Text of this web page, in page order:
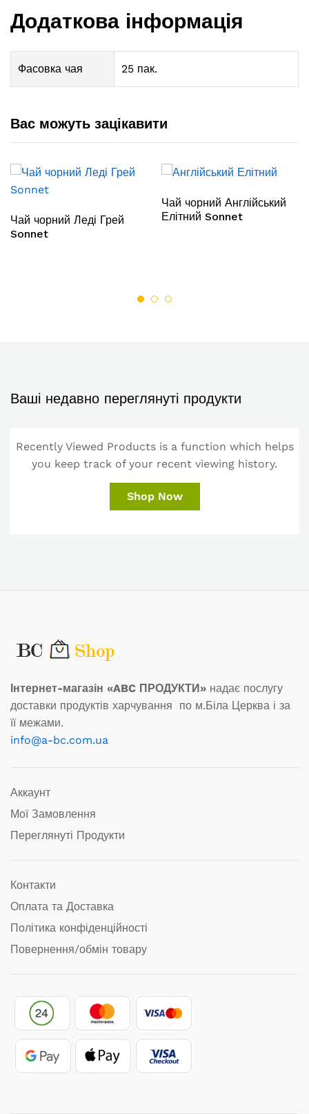
Додаткова інформація
Фасовка чая 25 пак.
Вас можуть зацікавити
Чай чорний Леді Грей
Sonnet
Чай чорний Англійський
Елітний Sonnet
Ваші недавно переглянуті продукти
Recently Viewed Products is a function which helps
you keep track of your recent viewing history.
Shop Now
Інтернет-магазін «ABC ПРОДУКТИ» надає послугу
доставки продуктів харчування по м.Біла Церква і за
її межами.
info@a-bc.com.ua
Аккаунт
Мої Замовлення
Переглянуті Продукти
Контакти
Оплата та Доставка
Політика конфіденційності
Повернення/обмін товару